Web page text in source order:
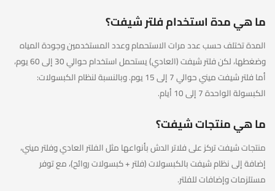
ما هي مدة استخدام فلتر شيفت؟
المدة تختلف حسب عدد مرات الاستحمام وعدد المستخدمين وجودة المياه
وضغطها، لكن فلتر شيفت (العادي) يستحمل استخدام حوالي 30 إلى 60 يوم،
أما فلتر شيفت ميني حوالي 7 إلى 15 يوم. وبالنسبة لنظام الكبسولات:
الكبسولة الواحدة 7 إلى 10 أيام.
ما هي منتجات شيفت؟
منتجات شيفت تركز على فلاتر الدش بأنواعها مثل الفلتر العادي وفلتر ميني،
إضافة إلى نظام شيفت بالكبسولات (فلتر + كبسولات روائح)، مع توفر
مستلزمات وإضافات للفلتر.